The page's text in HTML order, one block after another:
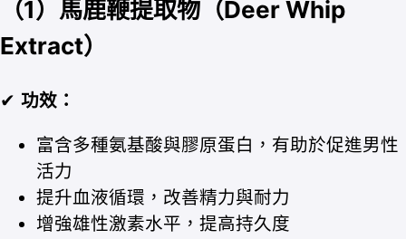
（1）馬鹿鞭提取物（Deer Whip
Extract）
✔ 功效：
富含多種氨基酸與膠原蛋白，有助於促進男性
活力
提升血液循環，改善精力與耐力
增強雄性激素水平，提高持久度